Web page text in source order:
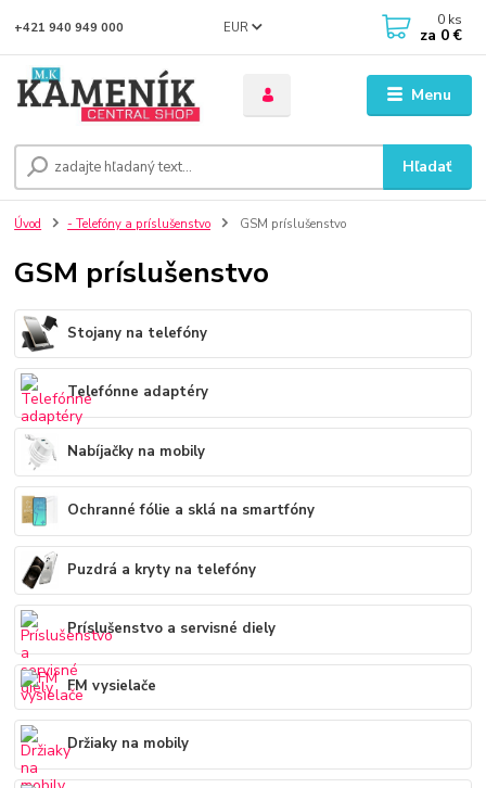
Menu
EUR
Hľadať
+421 940 949 000 0 ks
za 0 €
Úvod - Telefóny a príslušenstvo GSM príslušenstvo
GSM príslušenstvo
Stojany na telefóny
Telefónne adaptéry
Nabíjačky na mobily
Ochranné fólie a sklá na smartfóny
Puzdrá a kryty na telefóny
Príslušenstvo a servisné diely
FM vysielače
Držiaky na mobily